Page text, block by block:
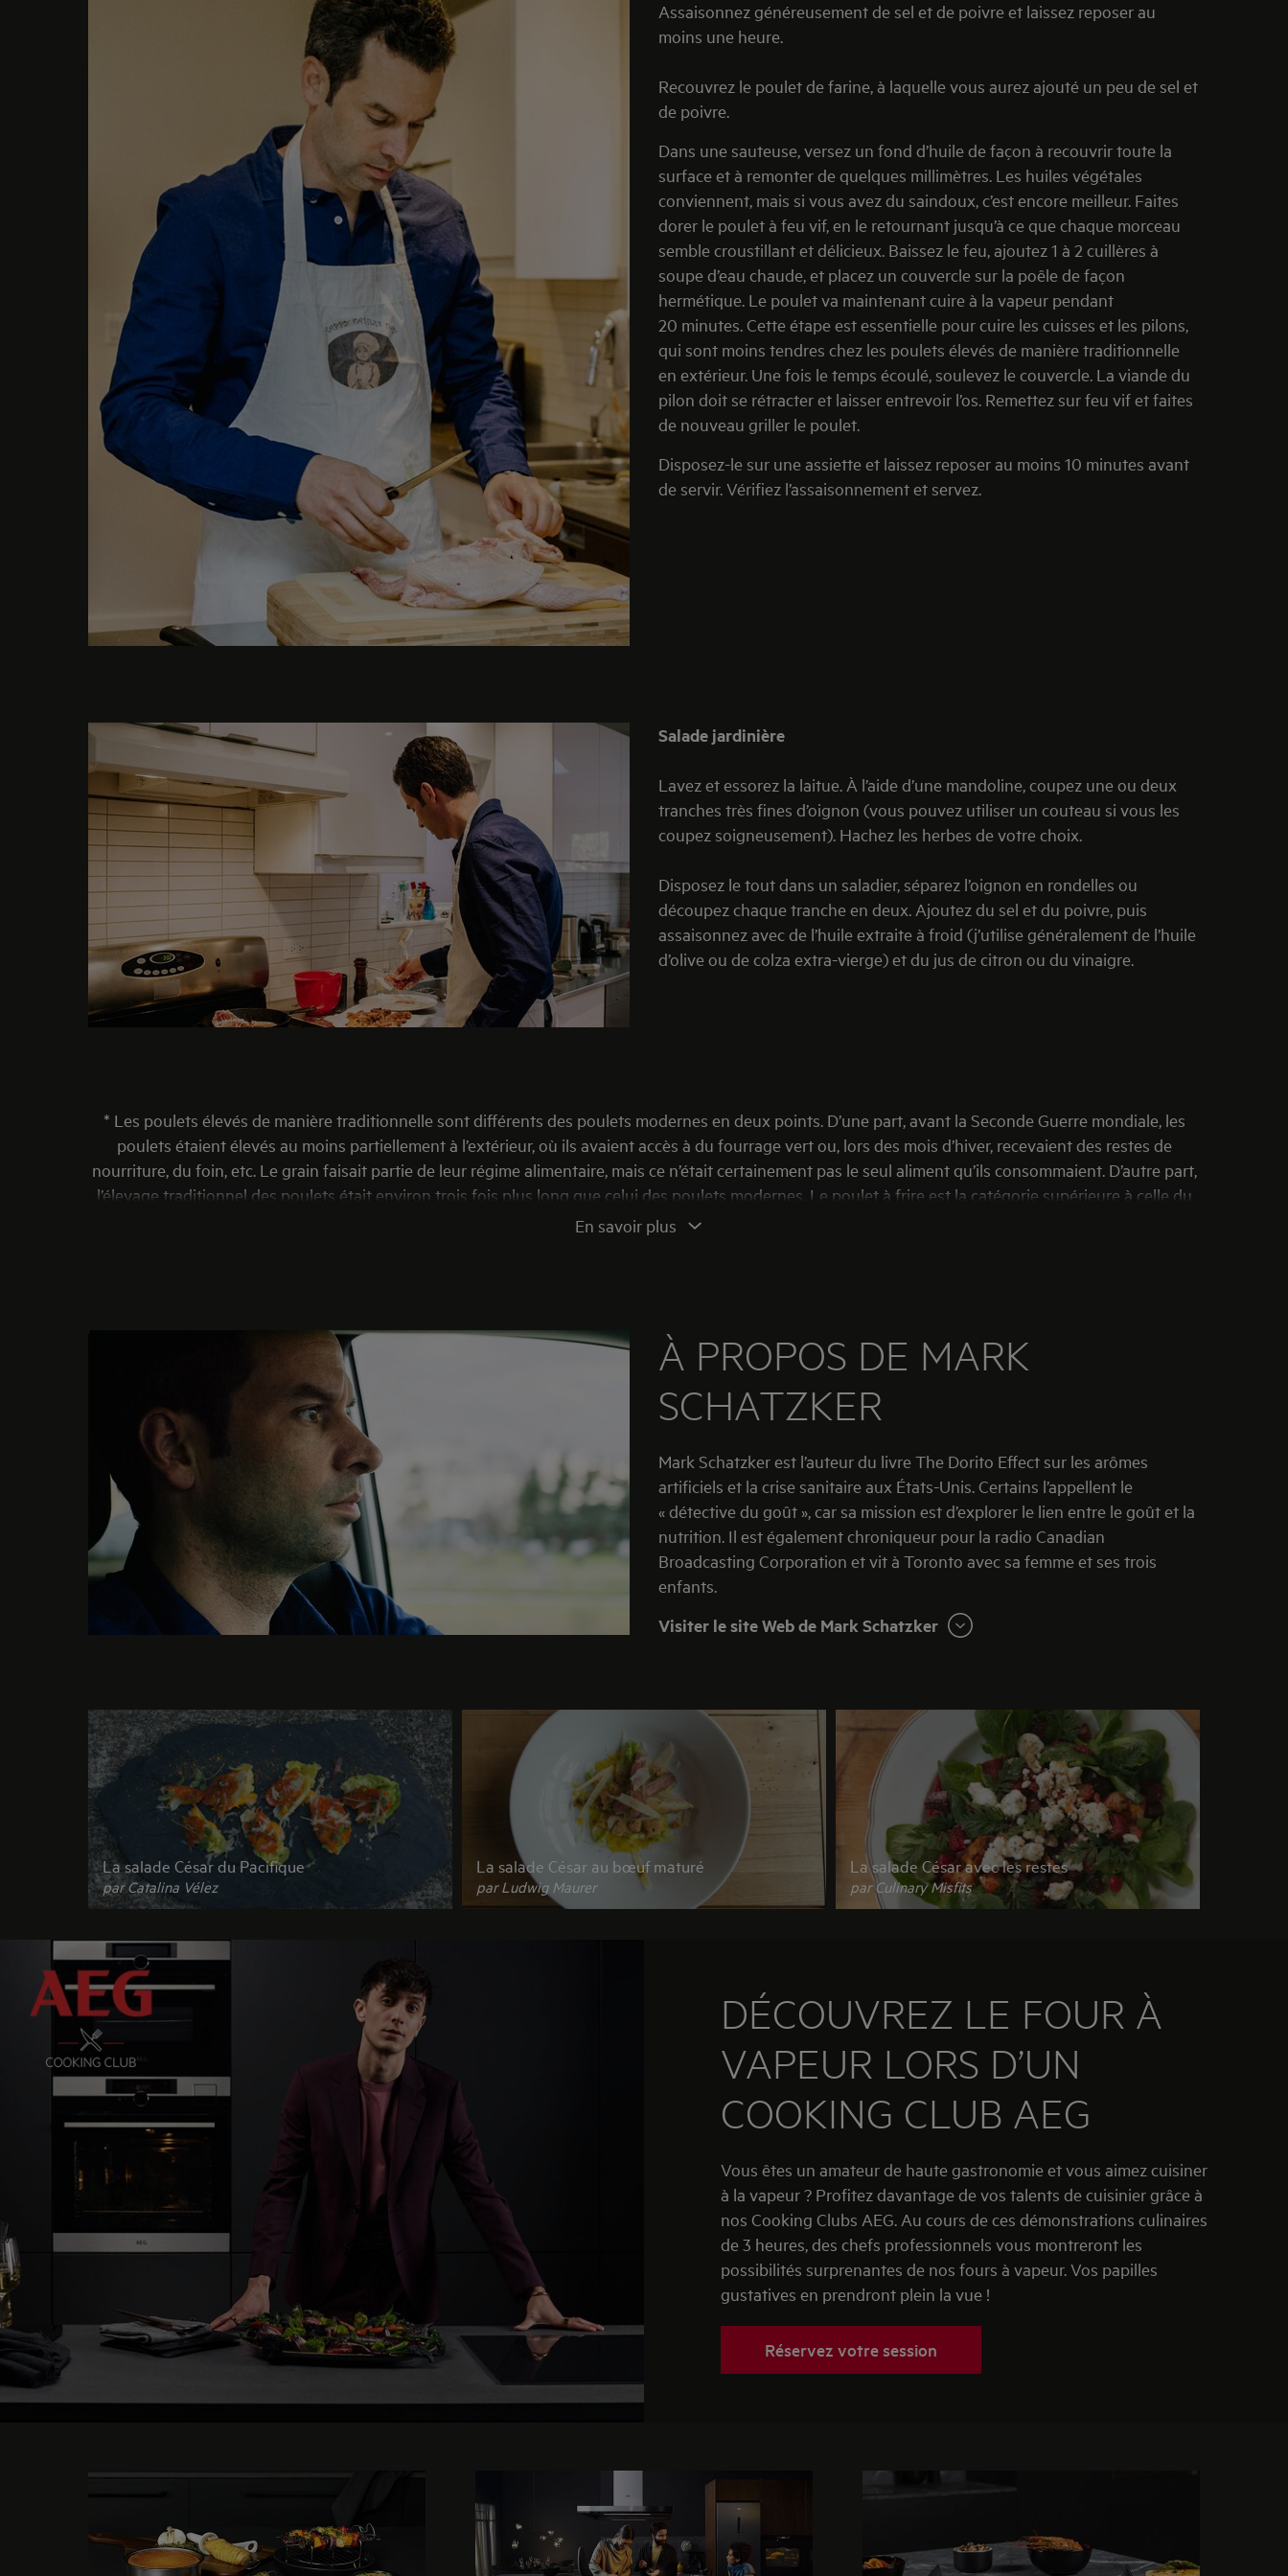
Assaisonnez généreusement de sel et de poivre et laissez reposer au
moins une heure.
Recouvrez le poulet de farine, à laquelle vous aurez ajouté un peu de sel et
de poivre.
Dans une sauteuse, versez un fond d’huile de façon à recouvrir toute la
surface et à remonter de quelques millimètres. Les huiles végétales
conviennent, mais si vous avez du saindoux, c’est encore meilleur. Faites
dorer le poulet à feu vif, en le retournant jusqu’à ce que chaque morceau
semble croustillant et délicieux. Baissez le feu, ajoutez 1 à 2 cuillères à
soupe d’eau chaude, et placez un couvercle sur la poêle de façon
hermétique. Le poulet va maintenant cuire à la vapeur pendant
20 minutes. Cette étape est essentielle pour cuire les cuisses et les pilons,
qui sont moins tendres chez les poulets élevés de manière traditionnelle
en extérieur. Une fois le temps écoulé, soulevez le couvercle. La viande du
pilon doit se rétracter et laisser entrevoir l’os. Remettez sur feu vif et faites
de nouveau griller le poulet.
Disposez-le sur une assiette et laissez reposer au moins 10 minutes avant
de servir. Vérifiez l’assaisonnement et servez.
Salade jardinière
Lavez et essorez la laitue. À l’aide d’une mandoline, coupez une ou deux
tranches très fines d’oignon (vous pouvez utiliser un couteau si vous les
coupez soigneusement). Hachez les herbes de votre choix.
Disposez le tout dans un saladier, séparez l’oignon en rondelles ou
découpez chaque tranche en deux. Ajoutez du sel et du poivre, puis
assaisonnez avec de l’huile extraite à froid (j’utilise généralement de l’huile
d’olive ou de colza extra-vierge) et du jus de citron ou du vinaigre.
* Les poulets élevés de manière traditionnelle sont différents des poulets modernes en deux points. D’une part, avant la Seconde Guerre mondiale, les
poulets étaient élevés au moins partiellement à l’extérieur, où ils avaient accès à du fourrage vert ou, lors des mois d’hiver, recevaient des restes de
nourriture, du foin, etc. Le grain faisait partie de leur régime alimentaire, mais ce n’était certainement pas le seul aliment qu’ils consommaient. D’autre part,
l’élevage traditionnel des poulets était environ trois fois plus long que celui des poulets modernes. Le poulet à frire est la catégorie supérieure à celle du
poulet à griller, mais inférieure à celle du poulet à rôtir. Il y a soixante ans, un poulet à frire était élevé pendant environ 12 semaines et pesait environ 1 à
En savoir plus
À PROPOS DE MARK
SCHATZKER
Mark Schatzker est l’auteur du livre The Dorito Effect sur les arômes
artificiels et la crise sanitaire aux États-Unis. Certains l’appellent le
« détective du goût », car sa mission est d’explorer le lien entre le goût et la
nutrition. Il est également chroniqueur pour la radio Canadian
Broadcasting Corporation et vit à Toronto avec sa femme et ses trois
enfants.
Visiter le site Web de Mark Schatzker
La salade César du Pacifique
par Catalina Vélez
La salade César au bœuf maturé
par Ludwig Maurer
La salade César avec les restes
par Culinary Misfits
DÉCOUVREZ LE FOUR À
VAPEUR LORS D’UN
COOKING CLUB AEG
Vous êtes un amateur de haute gastronomie et vous aimez cuisiner
à la vapeur ? Profitez davantage de vos talents de cuisinier grâce à
nos Cooking Clubs AEG. Au cours de ces démonstrations culinaires
de 3 heures, des chefs professionnels vous montreront les
possibilités surprenantes de nos fours à vapeur. Vos papilles
gustatives en prendront plein la vue !
Réservez votre session